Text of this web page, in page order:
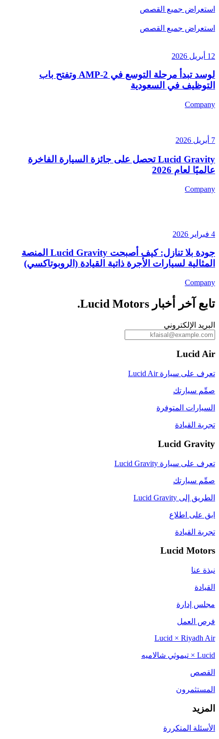
استعراض جميع القصص
استعراض جميع القصص
12 أبريل 2026
لوسد تبدأ مرحلة التوسع في AMP-2 وتفتح باب
التوظيف في السعودية
Company
7 أبريل 2026
Lucid Gravity تحصل على جائزة السيارة الفاخرة
عالميًا لعام 2026
Company
4 فبراير 2026
جودة بلا تنازل: كيف أصبحت Lucid Gravity المنصة
المثالية لسيارات الأجرة ذاتية القيادة (الروبوتاكسي)
Company
تابع آخر أخبار Lucid Motors.
البريد الإلكتروني
Lucid Air
تعرف على سيارة Lucid Air
صمِّم سيارتك
السيارات المتوفرة
تجربة القيادة
Lucid Gravity
تعرف على سيارة Lucid Gravity
صمِّم سيارتك
الطريق إلى Lucid Gravity
ابق على اطلاع
تجربة القيادة
Lucid Motors
نبذة عنا
القيادة
مجلس إدارة
فرص العمل
Lucid × Riyadh Air
Lucid × تيموثي شالاميه
القصص
المستثمرون
المزيد
الأسئلة المتكررة